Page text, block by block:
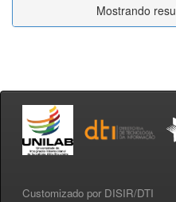
Mostrando
Customizado por DISIR/DTI